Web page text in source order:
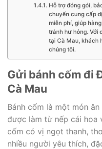
Hỗ trợ đóng gói,
chuyển cung cấp
miễn phí, giúp
tránh hư hỏng. Với
tại Cà Mau, khách
chúng tôi.
Gửi bánh cốm đi
Cà Mau
Bánh cốm là một món
được làm từ nếp cái hoa
cốm có vị ngọt thanh,
nhiều người yêu thích,